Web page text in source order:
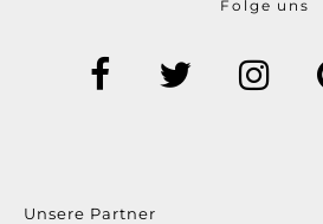
Folge uns
Unsere Partner